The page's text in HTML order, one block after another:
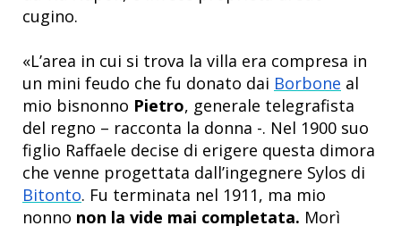
cugino.
«L’area in cui si trova la villa era compresa in
un mini feudo che fu donato dai Borbone al
mio bisnonno Pietro, generale telegrafista
del regno – racconta la donna -. Nel 1900 suo
figlio Raffaele decise di erigere questa dimora
che venne progettata dall’ingegnere Sylos di
Bitonto. Fu terminata nel 1911, ma mio
nonno non la vide mai completata. Morì